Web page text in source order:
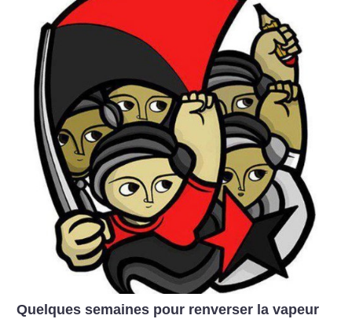
Quelques semaines pour renverser la vapeur